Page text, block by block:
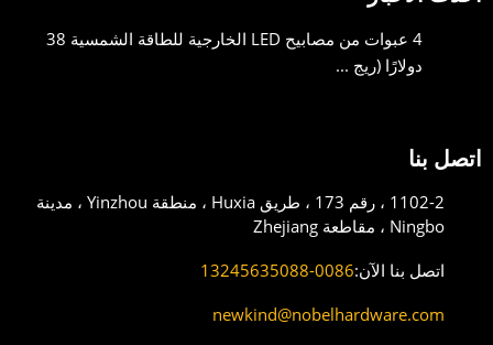
4 عبوات من مصابيح LED الخارجية للطاقة الشمسية 38
دولارًا (ريج ...
اتصل بنا
1102-2 ، رقم 173 ، طريق Huxia ، منطقة Yinzhou ، مدينة
Ningbo ، مقاطعة Zhejiang
اتصل بنا الآن:0086-13245635088
newkind@nobelhardware.com